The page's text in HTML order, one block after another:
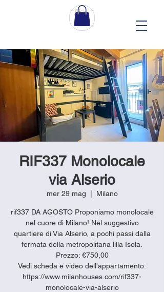
RIF337 Monolocale
via Alserio
mer 29 mag Milano
rif337 DA AGOSTO Proponiamo monolocale
nel cuore di Milano! Nel suggestivo
quartiere di Via Alserio, a pochi passi dalla
fermata della metropolitana lilla Isola.
Prezzo: €750,00
Vedi scheda e video dell'appartamento:
https://www.milanhouses.com/rif337-
monolocale-via-alserio